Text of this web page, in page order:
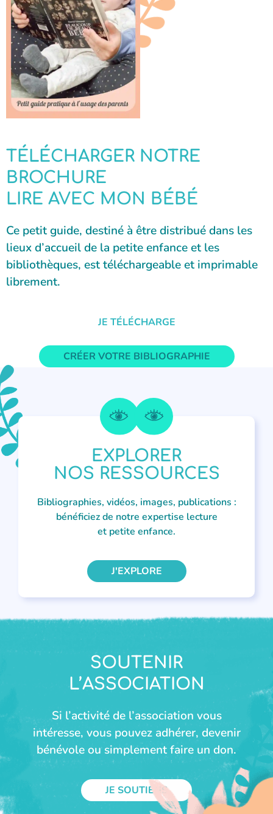
TÉLÉCHARGER NOTRE
BROCHURE
LIRE AVEC MON BÉBÉ
Ce petit guide, destiné à être distribué dans les
lieux d’accueil de la petite enfance et les
bibliothèques, est téléchargeable et imprimable
librement.
JE TÉLÉCHARGE
CRÉER VOTRE BIBLIOGRAPHIE
EXPLORER
NOS RESSOURCES
Bibliographies, vidéos, images, publications :
bénéficiez de notre expertise lecture
et petite enfance.
J'EXPLORE
SOUTENIR
L’ASSOCIATION
Si l’activité de l’association vous
intéresse, vous pouvez adhérer, devenir
bénévole ou simplement faire un don.
JE SOUTIENS